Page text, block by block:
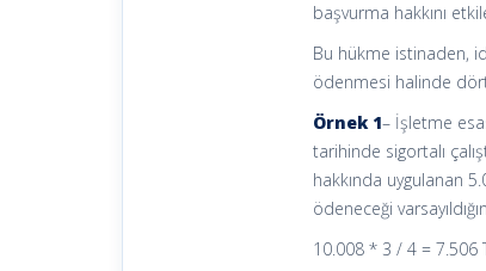
başvurma hakkını
Bu hükme istinaden,
ödenmesi halinde
Örnek 1– İşletme
tarihinde sigortalı
hakkında uygulanan
ödeneceği
10.008 * 3 / 4 = 7.506